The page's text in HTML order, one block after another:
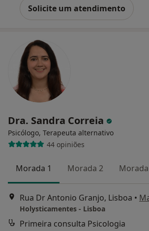
Solicite um atendimento
Dra. Sandra Correia
Psicólogo, Terapeuta alternativo
44 opiniões
Morada 1 Morada 2
Rua Dr Antonio Granjo, Lisboa •
Holysticamentes - Lisboa
Primeira consulta Psicologia